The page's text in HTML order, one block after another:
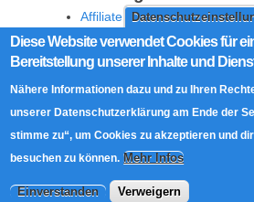
Diese Website verwendet Cookies für
Bereitstellung unserer Inhalte und
Nähere Informationen dazu und zu Ihren
unserer Datenschutzerklärung am Ende der
stimme zu“, um Cookies zu akzeptieren und
besuchen zu können. Mehr Infos
Einverstanden Verweigern
Affiliate Offenlegung
Werben Sie auf MoW
Social Media
RSS Feed
Facebook